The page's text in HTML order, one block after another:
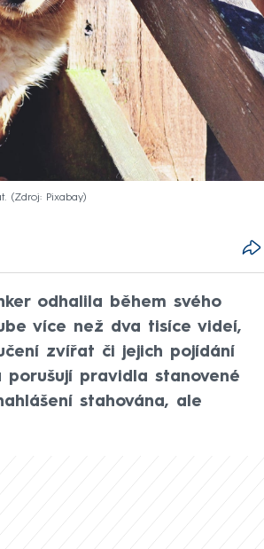
Zdroj: Pixabay
odhalila během svého
více než dva tisíce videí,
zvířat či jejich pojídání
pravidla stanovené
stahována, ale